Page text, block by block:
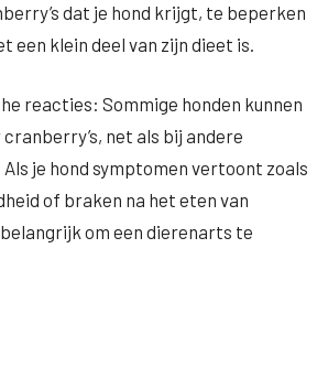
dat je hond krijgt, te beperken
een klein deel van zijn dieet is.
reacties: Sommige honden kunnen
net als bij andere
je hond symptomen vertoont zoals
of braken na het eten van
om een dierenarts te